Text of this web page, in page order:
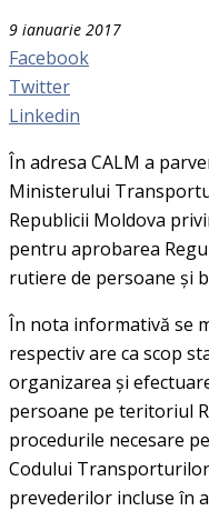
9 ianuarie 2017
Facebook
Twitter
Linkedin
În adresa CALM a
Ministerului
Republicii Moldova
pentru aprobarea
rutiere de persoane și
În nota informativă se
respectivare ca scop
organizarea și
persoane pe teritoriul
procedurile necesare
Codului
prevederilor incluse în